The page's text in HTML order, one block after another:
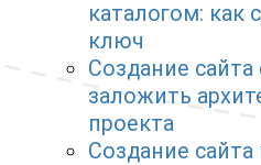
каталогом: как
ключ
Создание
заложить
проекта
Создание